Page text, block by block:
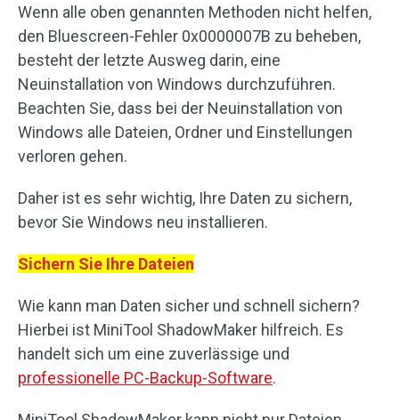
Wenn alle oben genannten Methoden nicht helfen,
den Bluescreen-Fehler 0x0000007B zu beheben,
besteht der letzte Ausweg darin, eine
Neuinstallation von Windows durchzuführen.
Beachten Sie, dass bei der Neuinstallation von
Windows alle Dateien, Ordner und Einstellungen
verloren gehen.
Daher ist es sehr wichtig, Ihre Daten zu sichern,
bevor Sie Windows neu installieren.
Sichern Sie Ihre Dateien
Wie kann man Daten sicher und schnell sichern?
Hierbei ist MiniTool ShadowMaker hilfreich. Es
handelt sich um eine zuverlässige und
professionelle PC-Backup-Software.